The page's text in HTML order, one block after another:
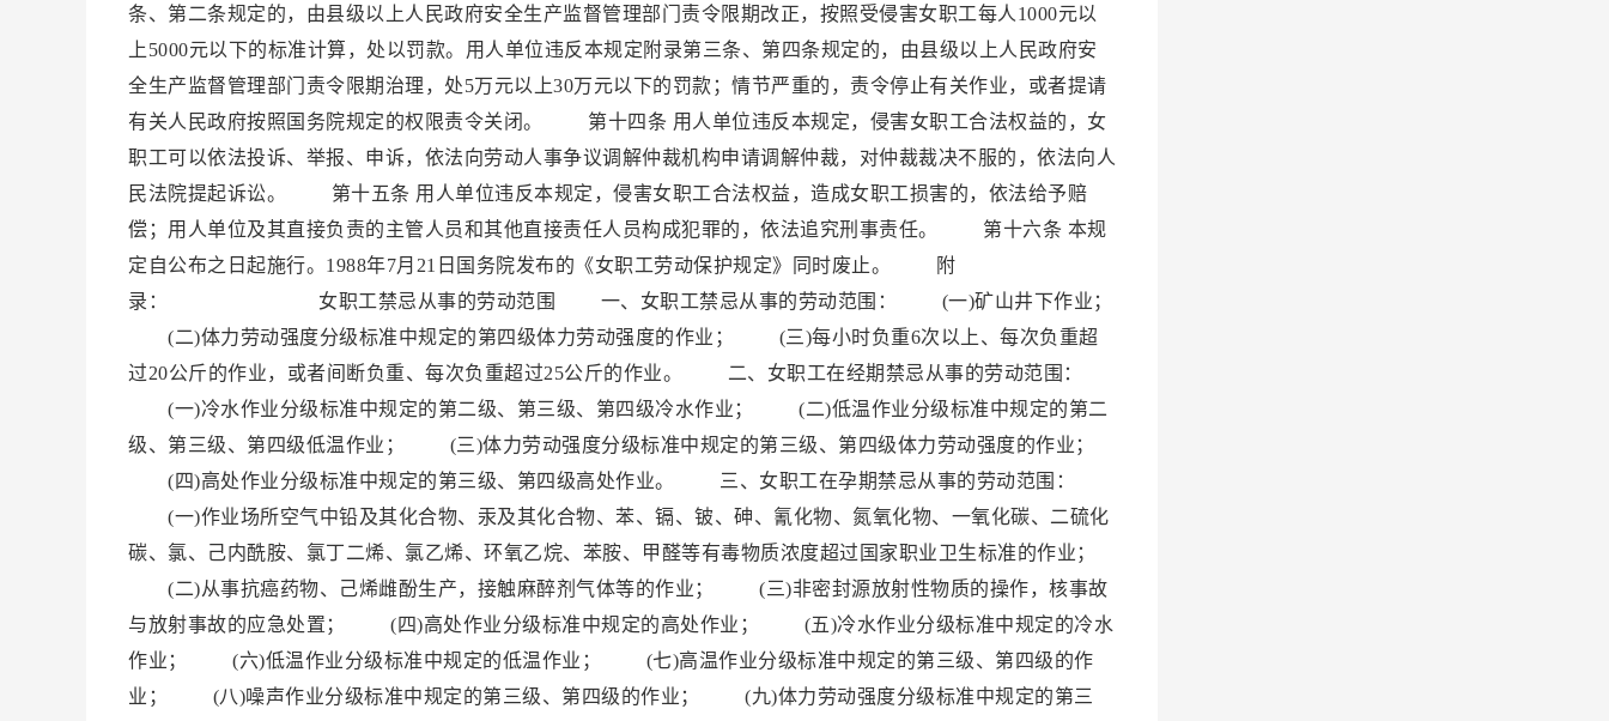
条、第二条规定的，由县级以上人民政府安全生产监督管理部门责令限期改正，按照受侵害女职工每人1000元以
上5000元以下的标准计算，处以罚款。用人单位违反本规定附录第三条、第四条规定的，由县级以上人民政府安
全生产监督管理部门责令限期治理，处5万元以上30万元以下的罚款；情节严重的，责令停止有关作业，或者提请
有关人民政府按照国务院规定的权限责令关闭。 第十四条 用人单位违反本规定，侵害女职工合法权益的，女
职工可以依法投诉、举报、申诉，依法向劳动人事争议调解仲裁机构申请调解仲裁，对仲裁裁决不服的，依法向人
民法院提起诉讼。 第十五条 用人单位违反本规定，侵害女职工合法权益，造成女职工损害的，依法给予赔
偿；用人单位及其直接负责的主管人员和其他直接责任人员构成犯罪的，依法追究刑事责任。 第十六条 本规
定自公布之日起施行。1988年7月21日国务院发布的《女职工劳动保护规定》同时废止。 附
录： 女职工禁忌从事的劳动范围 一、女职工禁忌从事的劳动范围： (一)矿山井下作业；
(二)体力劳动强度分级标准中规定的第四级体力劳动强度的作业； (三)每小时负重6次以上、每次负重超
过20公斤的作业，或者间断负重、每次负重超过25公斤的作业。 二、女职工在经期禁忌从事的劳动范围：
(一)冷水作业分级标准中规定的第二级、第三级、第四级冷水作业； (二)低温作业分级标准中规定的第二
级、第三级、第四级低温作业； (三)体力劳动强度分级标准中规定的第三级、第四级体力劳动强度的作业；
(四)高处作业分级标准中规定的第三级、第四级高处作业。 三、女职工在孕期禁忌从事的劳动范围：
(一)作业场所空气中铅及其化合物、汞及其化合物、苯、镉、铍、砷、氰化物、氮氧化物、一氧化碳、二硫化
碳、氯、己内酰胺、氯丁二烯、氯乙烯、环氧乙烷、苯胺、甲醛等有毒物质浓度超过国家职业卫生标准的作业；
(二)从事抗癌药物、己烯雌酚生产，接触麻醉剂气体等的作业； (三)非密封源放射性物质的操作，核事故
与放射事故的应急处置； (四)高处作业分级标准中规定的高处作业； (五)冷水作业分级标准中规定的冷水
作业； (六)低温作业分级标准中规定的低温作业； (七)高温作业分级标准中规定的第三级、第四级的作
业； (八)噪声作业分级标准中规定的第三级、第四级的作业； (九)体力劳动强度分级标准中规定的第三